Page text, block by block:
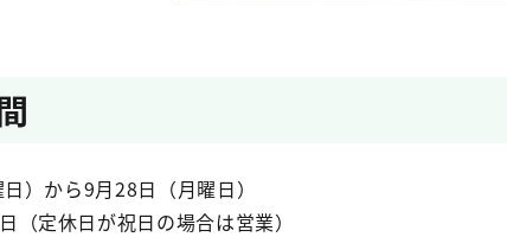
）から9月28日（月曜日）
（定休日が祝日の場合は営業）